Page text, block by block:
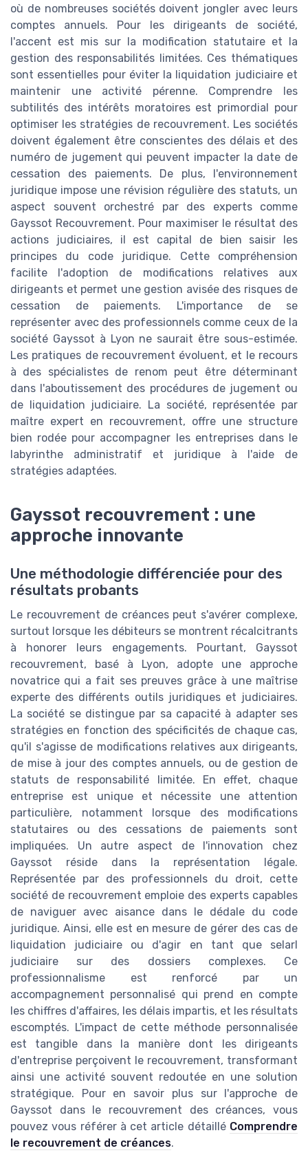
où de nombreuses sociétés doivent jongler avec leurs
comptes annuels. Pour les dirigeants de société,
l'accent est mis sur la modification statutaire et la
gestion des responsabilités limitées. Ces thématiques
sont essentielles pour éviter la liquidation judiciaire et
maintenir une activité pérenne. Comprendre les
subtilités des intérêts moratoires est primordial pour
optimiser les stratégies de recouvrement. Les sociétés
doivent également être conscientes des délais et des
numéro de jugement qui peuvent impacter la date de
cessation des paiements. De plus, l'environnement
juridique impose une révision régulière des statuts, un
aspect souvent orchestré par des experts comme
Gayssot Recouvrement. Pour maximiser le résultat des
actions judiciaires, il est capital de bien saisir les
principes du code juridique. Cette compréhension
facilite l'adoption de modifications relatives aux
dirigeants et permet une gestion avisée des risques de
cessation de paiements. L'importance de se
représenter avec des professionnels comme ceux de la
société Gayssot à Lyon ne saurait être sous-estimée.
Les pratiques de recouvrement évoluent, et le recours
à des spécialistes de renom peut être déterminant
dans l'aboutissement des procédures de jugement ou
de liquidation judiciaire. La société, représentée par
maître expert en recouvrement, offre une structure
bien rodée pour accompagner les entreprises dans le
labyrinthe administratif et juridique à l'aide de
stratégies adaptées.
Gayssot recouvrement : une
approche innovante
Une méthodologie différenciée pour des
résultats probants
Le recouvrement de créances peut s'avérer complexe,
surtout lorsque les débiteurs se montrent récalcitrants
à honorer leurs engagements. Pourtant, Gayssot
recouvrement, basé à Lyon, adopte une approche
novatrice qui a fait ses preuves grâce à une maîtrise
experte des différents outils juridiques et judiciaires.
La société se distingue par sa capacité à adapter ses
stratégies en fonction des spécificités de chaque cas,
qu'il s'agisse de modifications relatives aux dirigeants,
de mise à jour des comptes annuels, ou de gestion de
statuts de responsabilité limitée. En effet, chaque
entreprise est unique et nécessite une attention
particulière, notamment lorsque des modifications
statutaires ou des cessations de paiements sont
impliquées. Un autre aspect de l'innovation chez
Gayssot réside dans la représentation légale.
Représentée par des professionnels du droit, cette
société de recouvrement emploie des experts capables
de naviguer avec aisance dans le dédale du code
juridique. Ainsi, elle est en mesure de gérer des cas de
liquidation judiciaire ou d'agir en tant que selarl
judiciaire sur des dossiers complexes. Ce
professionnalisme est renforcé par un
accompagnement personnalisé qui prend en compte
les chiffres d'affaires, les délais impartis, et les résultats
escomptés. L'impact de cette méthode personnalisée
est tangible dans la manière dont les dirigeants
d'entreprise perçoivent le recouvrement, transformant
ainsi une activité souvent redoutée en une solution
stratégique. Pour en savoir plus sur l'approche de
Gayssot dans le recouvrement des créances, vous
pouvez vous référer à cet article détaillé Comprendre
le recouvrement de créances.